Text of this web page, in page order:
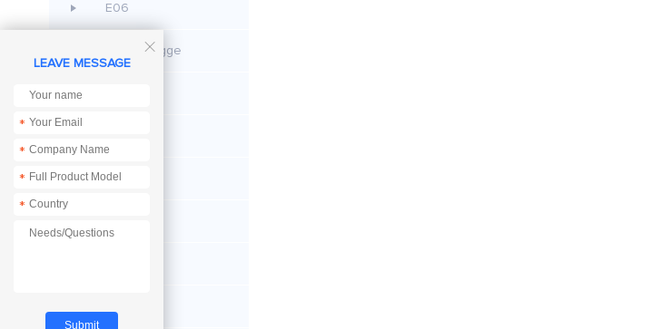
E06
CC Debugge
E53

LEAVE MESSAGE
*
*
*
*